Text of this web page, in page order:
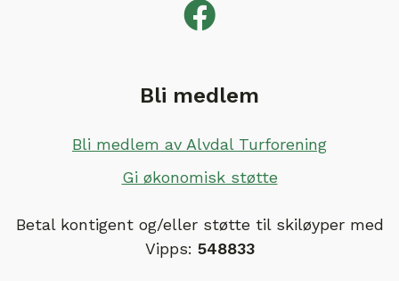
Bli medlem
Bli medlem av Alvdal Turforening
Gi økonomisk støtte
Betal kontigent og/eller støtte til skiløyper med
Vipps: 548833